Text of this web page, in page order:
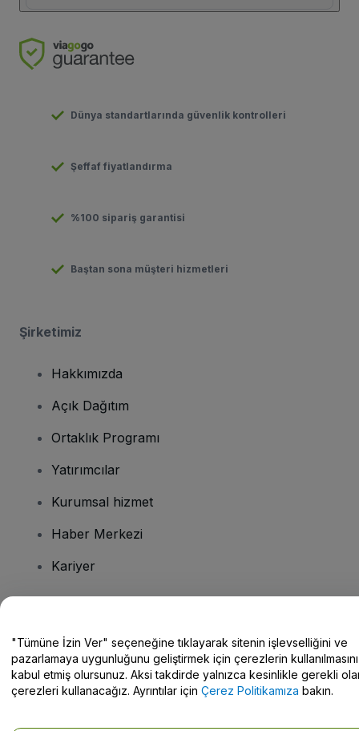
Dünya standartlarında güvenlik kontrolleri
Şeffaf fiyatlandırma
%100 sipariş garantisi
Baştan sona müşteri hizmetleri
Şirketimiz
Hakkımızda
Açık Dağıtım
Ortaklık Programı
Yatırımcılar
Kurumsal hizmet
Haber Merkezi
Kariyer
Yardım Merkezi / Bize Ulaşın
"Tümüne İzin Ver" seçeneğine tıklayarak sitenin işlevselliğini ve
pazarlamaya uygunluğunu geliştirmek için çerezlerin kullanılmasını
kabul etmiş olursunuz. Aksi takdirde yalnızca kesinlikle gerekli
çerezleri kullanacağız. Ayrıntılar için Çerez Politikamıza bakın.